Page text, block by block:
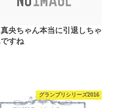
央ちゃん本当に引退しちゃ
すね
グランプリシリーズ2016